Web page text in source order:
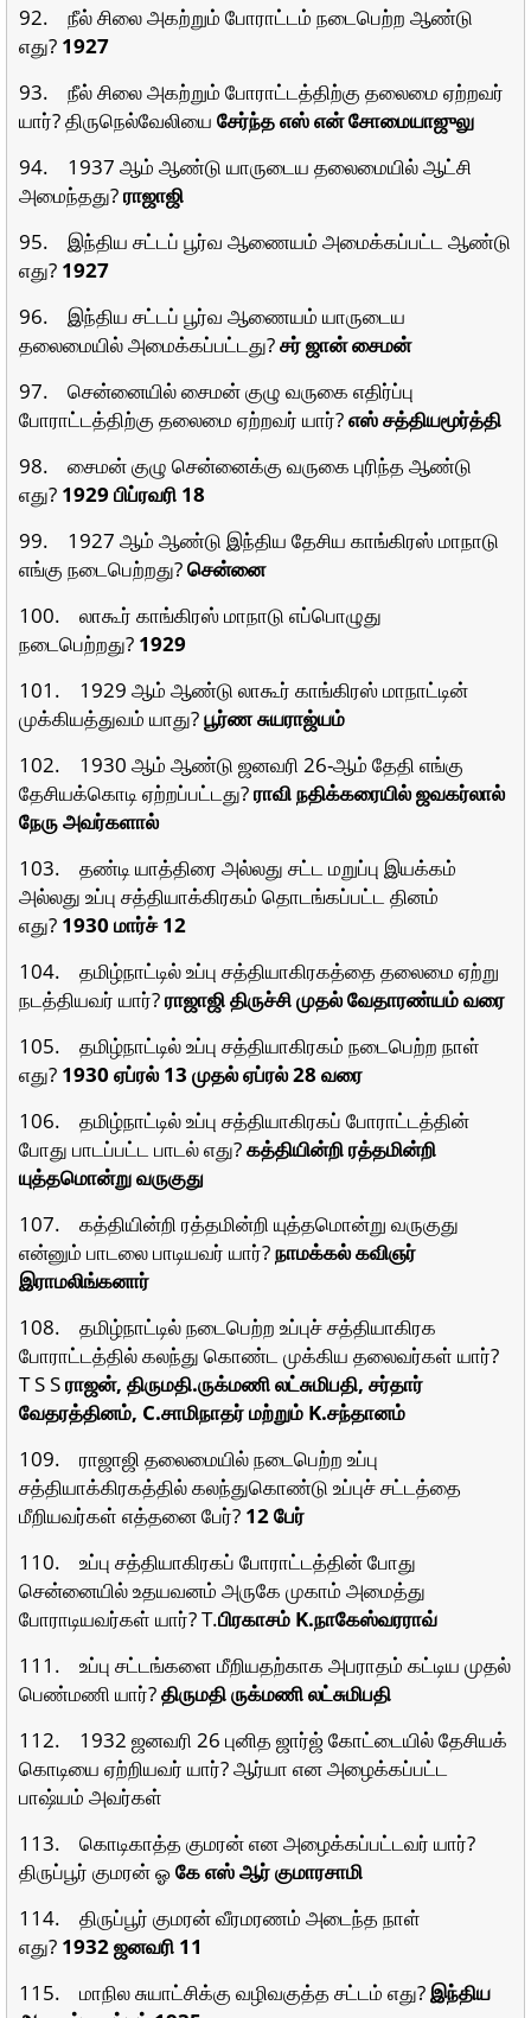
92. நீல் சிலை அகற்றும் போராட்டம் நடைபெற்ற ஆண்டு
எது? 1927
93. நீல் சிலை அகற்றும் போராட்டத்திற்கு தலைமை ஏற்றவர்
யார்? திருநெல்வேலியை சேர்ந்தஎஸ் என் சோமையாஜுலு
94. 1937 ஆம் ஆண்டு யாருடைய தலைமையில் ஆட்சி
அமைந்தது?ராஜாஜி
95. இந்திய சட்டப் பூர்வ ஆணையம் அமைக்கப்பட்ட ஆண்டு
எது? 1927
96. இந்திய சட்டப் பூர்வ ஆணையம் யாருடைய
தலைமையில் அமைக்கப்பட்டது?சர் ஜான் சைமன்
97. சென்னையில் சைமன் குழு வருகை எதிர்ப்பு
போராட்டத்திற்கு தலைமை ஏற்றவர் யார்?எஸ் சத்தியமூர்த்தி
98. சைமன் குழு சென்னைக்கு வருகை புரிந்த ஆண்டு
எது? 1929 பிப்ரவரி 18
99. 1927 ஆம் ஆண்டு இந்திய தேசிய காங்கிரஸ் மாநாடு
எங்கு நடைபெற்றது?சென்னை
100. லாகூர் காங்கிரஸ் மாநாடு எப்பொழுது
நடைபெற்றது? 1929
101. 1929 ஆம் ஆண்டு லாகூர் காங்கிரஸ் மாநாட்டின்
முக்கியத்துவம் யாது?பூர்ண சுயராஜ்யம்
102. 1930 ஆம் ஆண்டு ஜனவரி 26-ஆம் தேதி எங்கு
தேசியக்கொடி ஏற்றப்பட்டது?ராவி நதிக்கரையில் ஜவகர்லால்
நேரு அவர்களால்
103. தண்டி யாத்திரை அல்லது சட்ட மறுப்பு இயக்கம்
அல்லது உப்பு சத்தியாக்கிரகம் தொடங்கப்பட்ட தினம்
எது? 1930 மார்ச் 12
104. தமிழ்நாட்டில் உப்பு சத்தியாகிரகத்தை தலைமை ஏற்று
நடத்தியவர் யார்?ராஜாஜி திருச்சி முதல் வேதாரண்யம் வரை
105. தமிழ்நாட்டில் உப்பு சத்தியாகிரகம் நடைபெற்ற நாள்
எது? 1930 ஏப்ரல் 13 முதல் ஏப்ரல் 28 வரை
106. தமிழ்நாட்டில் உப்பு சத்தியாகிரகப் போராட்டத்தின்
போது பாடப்பட்ட பாடல் எது?கத்தியின்றி ரத்தமின்றி
யுத்தமொன்று வருகுது
107. கத்தியின்றி ரத்தமின்றி யுத்தமொன்று வருகுது
என்னும் பாடலை பாடியவர் யார்?நாமக்கல் கவிஞர்
இராமலிங்கனார்
108. தமிழ்நாட்டில் நடைபெற்ற உப்புச் சத்தியாகிரக
போராட்டத்தில் கலந்து கொண்ட முக்கிய தலைவர்கள் யார்?
T S Sராஜன், திருமதி.ருக்மணி லட்சுமிபதி, சர்தார்
வேதரத்தினம், C.சாமிநாதர் மற்றும் K.சந்தானம்
109. ராஜாஜி தலைமையில் நடைபெற்ற உப்பு
சத்தியாக்கிரகத்தில் கலந்துகொண்டு உப்புச் சட்டத்தை
மீறியவர்கள் எத்தனை பேர்? 12 பேர்
110. உப்பு சத்தியாகிரகப் போராட்டத்தின் போது
சென்னையில் உதயவனம் அருகே முகாம் அமைத்து
போராடியவர்கள் யார்? T.பிரகாசம் K.நாகேஸ்வரராவ்
111. உப்பு சட்டங்களை மீறியதற்காக அபராதம் கட்டிய முதல்
பெண்மணி யார்?திருமதி ருக்மணி லட்சுமிபதி
112. 1932 ஜனவரி 26 புனித ஜார்ஜ் கோட்டையில் தேசியக்
கொடியை ஏற்றியவர் யார்? ஆர்யா என அழைக்கப்பட்ட
பாஷ்யம் அவர்கள்
113. கொடிகாத்த குமரன் என அழைக்கப்பட்டவர் யார்?
திருப்பூர் குமரன் ஓகே எஸ் ஆர் குமாரசாமி
114. திருப்பூர் குமரன் வீரமரணம் அடைந்த நாள்
எது? 1932 ஜனவரி 11
115. மாநில சுயாட்சிக்கு வழிவகுத்த சட்டம் எது?இந்திய